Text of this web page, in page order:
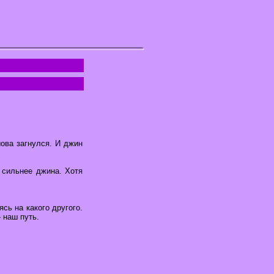
загнулся. И джин
джина. Хотя
на какого другого.
наш путь.